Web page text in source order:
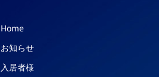
Home
お知らせ
入居者様